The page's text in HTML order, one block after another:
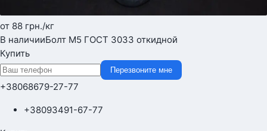
от 88 грн./кг
В наличииБолт М5 ГОСТ 3033 откидной
Купить
Перезвоните мне
+38068679-27-77
+38093491-67-77